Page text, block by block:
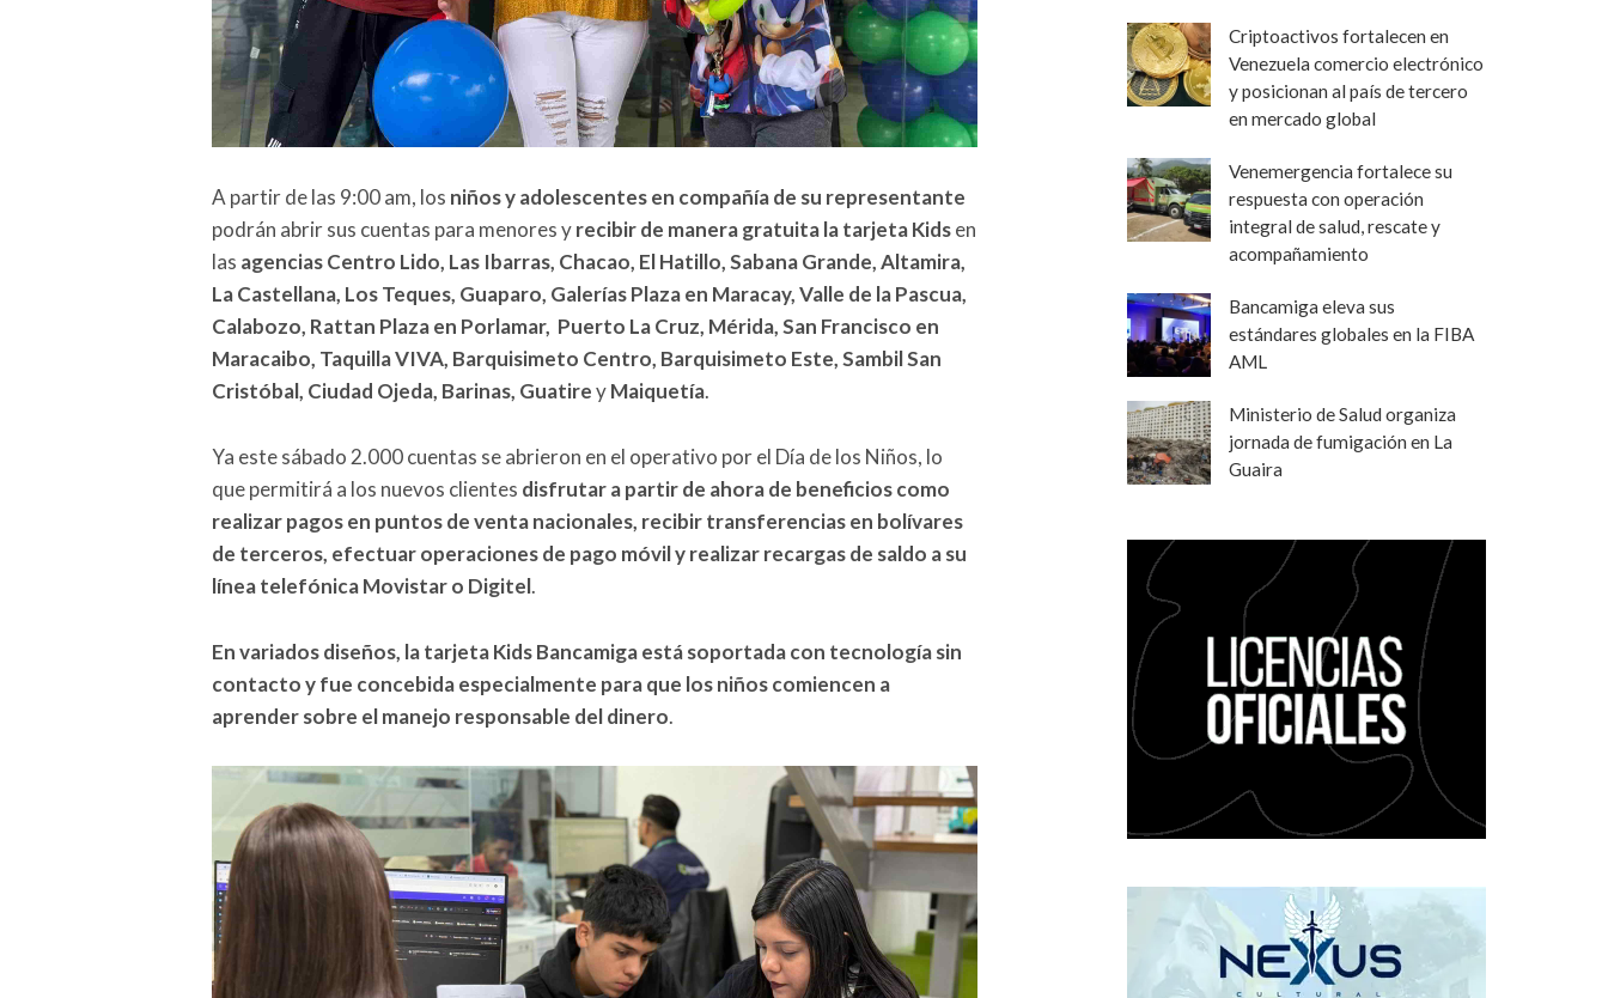
A partir de las 9:00 am, los niños y adolescentes en compañía de su representante
podrán abrir sus cuentas para menores yrecibir de manera gratuita la tarjeta Kidsen
las agencias Centro Lido, Las Ibarras, Chacao, El Hatillo, Sabana Grande, Altamira,
La Castellana, Los Teques, Guaparo, Galerías Plaza en Maracay, Valle de la Pascua,
Calabozo, Rattan Plaza en Porlamar, Puerto La Cruz, Mérida, San Francisco en
Maracaibo, Taquilla VIVA, Barquisimeto Centro, Barquisimeto Este, Sambil San
Cristóbal, Ciudad Ojeda, Barinas, GuatireyMaiquetía.
Ya este sábado 2.000 cuentas se abrieron en el operativo por el Día de los Niños, lo
que permitirá a los nuevos clientes disfrutar a partir de ahora de beneficios como
realizar pagos en puntos de venta nacionales, recibir transferencias en bolívares
de terceros, efectuar operaciones de pago móvil y realizar recargas de saldo a su
línea telefónica Movistar o Digitel.
En variados diseños, la tarjeta Kids Bancamiga está soportada con tecnología sin
contacto y fue concebida especialmente para que los niños comiencen a
aprender sobre el manejo responsable del dinero.
Criptoactivos fortalecen en
Venezuela comercio electrónico
y posicionan al país de tercero
en mercado global
Venemergencia fortalece su
respuesta con operación
integral de salud, rescate y
acompañamiento
Bancamiga eleva sus
estándares globales en la FIBA
AML
Ministerio de Salud organiza
jornada de fumigación en La
Guaira